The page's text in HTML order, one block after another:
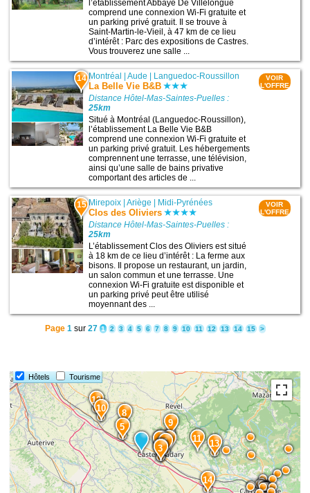
l’établissement Abbaye De Villelongue
comprend une connexion Wi-Fi gratuite et
un parking privé gratuit. Il se trouve à
Saint-Martin-le-Vieil, à 47 km de ce lieu
d’intérêt : Parc des expositions de Castres.
Vous trouverez une salle ...
14 Montréal |Aude Languedoc-Roussillon
La Belle Vie B&B
Distance Hôtel-Mas-Saintes-Puelles :
25km
Situé à Montréal (Languedoc-Roussillon),
l’établissement La Belle Vie B&B
comprend une connexion Wi-Fi gratuite et
un parking privé gratuit. Les hébergements
comprennent une terrasse, une télévision,
ainsi qu’une salle de bains privative
comportant des articles de ...
VOIR
L'OFFRE
15 Mirepoix |Ariège Midi-Pyrénées
Clos des Oliviers
Distance Hôtel-Mas-Saintes-Puelles :
25km
L’établissement Clos des Oliviers est situé
à 18 km de ce lieu d’intérêt : La ferme aux
bisons. Il propose un restaurant, un jardin,
un salon commun et une terrasse. Une
connexion Wi-Fi gratuite est disponible et
un parking privé peut être utilisé
moyennant des ...
VOIR
L'OFFRE
Page 1sur 27 1 2 3 4 5 6 7 8 9 10 11 12 13 14 15 >
Hôtels Tourisme
14
13
12
11
10
9
8
7
6
5
4
3
2
1